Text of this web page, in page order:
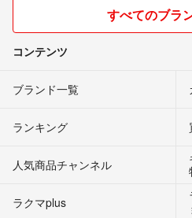
すべてのブラ
コンテンツ
ブランド一覧
ランキング
人気商品チャンネル
ラクマplus